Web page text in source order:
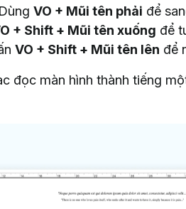
VO + Mũi tên phải để
+ Shift + Mũi tên xuống để
VO + Shift + Mũi tên lên để
đọc màn hình thành tiếng